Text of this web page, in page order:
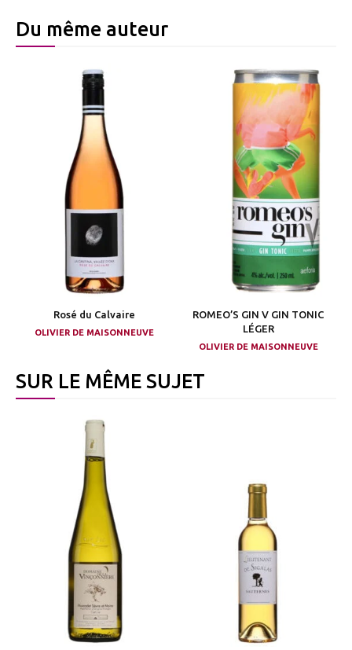
Du même auteur
Rosé du Calvaire
OLIVIER DE MAISONNEUVE
ROMEO’S GIN V GIN TONIC
LÉGER
OLIVIER DE MAISONNEUVE
SUR LE MÊME SUJET